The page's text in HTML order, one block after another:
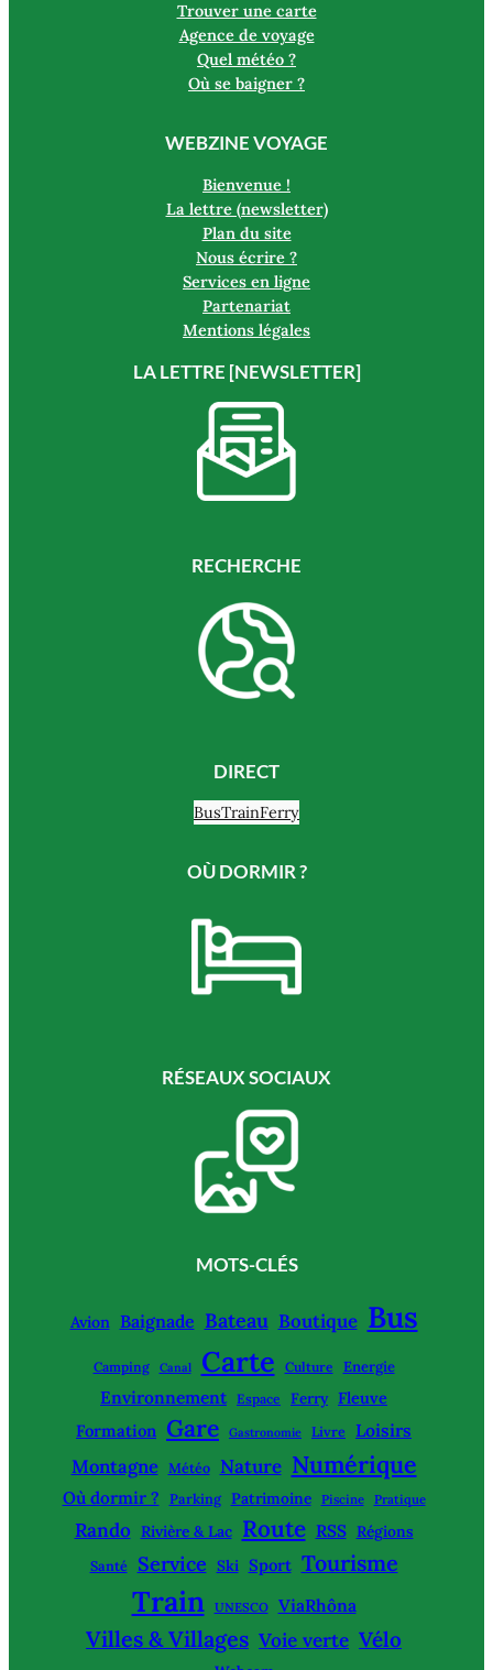
Trouver une carte
Agence de voyage
Quel météo ?
Où se baigner ?
WEBZINE VOYAGE
Bienvenue !
La lettre (newsletter)
Plan du site
Nous écrire ?
Services en ligne
Partenariat
Mentions légales
LA LETTRE [NEWSLETTER]
RECHERCHE
DIRECT
BusTrainFerry
OÙ DORMIR ?
RÉSEAUX SOCIAUX
MOTS-CLÉS
Avion Baignade Bateau Boutique Bus
Camping Canal Carte Culture Energie
Environnement Espace Ferry Fleuve
Formation Gare Gastronomie Livre Loisirs
Montagne Météo Nature Numérique
Où dormir ? Parking Patrimoine Piscine Pratique
Rando Rivière & Lac Route RSS Régions
Santé Service Ski Sport Tourisme
Train UNESCO ViaRhôna
Villes & Villages Voie verte Vélo